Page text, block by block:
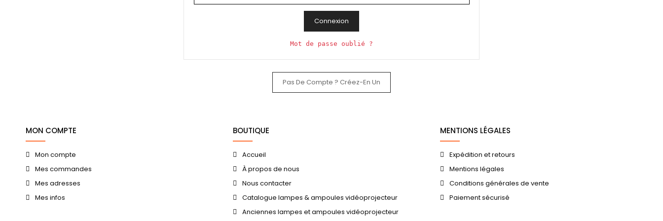
Connexion
Mot de passe oublié ?
Pas De Compte ? Créez-En Un
MON COMPTE
Mon compte
Mes commandes
Mes adresses
Mes infos
BOUTIQUE
Accueil
À propos de nous
Nous contacter
Catalogue lampes & ampoules vidéoprojecteur
Anciennes lampes et ampoules vidéoprojecteur
MENTIONS LÉGALES
Expédition et retours
Mentions légales
Conditions générales de vente
Paiement sécurisé